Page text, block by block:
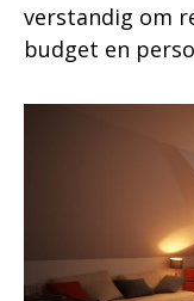
verstandig om
budget en